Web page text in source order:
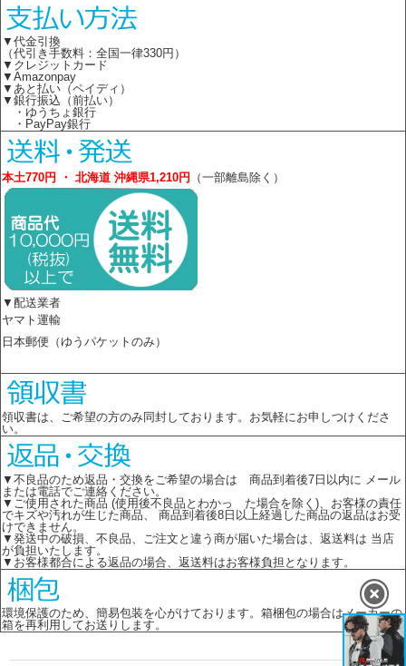
▼代金引換
（代引き手数料：全国一律330円）
▼クレジットカード
▼Amazonpay
▼あと払い（ペイディ）
▼銀行振込（前払い）
・ゆうちょ銀行
・PayPay銀行
本土770円 ・ 北海道 沖縄県1,210円 （一部離島除く）
▼配送業者
ヤマト運輸
日本郵便（ゆうパケットのみ）
領収書は、ご希望の方のみ同封しております。お気軽にお申しつけくださ
い。
▼不良品のため返品・交換をご希望の場合は 商品到着後7日以内に メール
または電話でご連絡ください。
▼ご使用された商品 (使用後不良品とわかっ た場合を除く)、お客様の責任
でキズや汚れが生じた商品、 商品到着後8日以上経過した商品の返品はお受
けできません。
▼発送中の破損、不良品、ご注文と違う商が届いた場合は、返送料は 当店
が負担いたします。
▼お客様都合による返品の場合、返送料はお客様負担となります。
環境保護のため、簡易包装を心がけております。箱梱包の場合はメーカーの
箱を再利用してお送りします。